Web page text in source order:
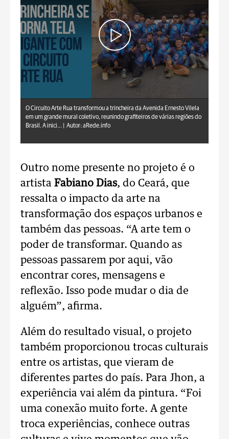
O Circuito Arte Rua transformou a trincheira da Avenida Ernesto Vilela
em um grande mural coletivo, reunindo grafiteiros de várias regiões do
Brasil. A inici... |
Autor: aRede.info
Outro nome presente no projeto é o
artista Fabiano Dias, do Ceará, que
ressalta o impacto da arte na
transformação dos espaços urbanos e
também das pessoas. “A arte tem o
poder de transformar. Quando as
pessoas passarem por aqui, vão
encontrar cores, mensagens e
reflexão. Isso pode mudar o dia de
alguém”, afirma.
Além do resultado visual, o projeto
também proporcionou trocas culturais
entre os artistas, que vieram de
diferentes partes do país. Para Jhon, a
experiência vai além da pintura. “Foi
uma conexão muito forte. A gente
troca experiências, conhece outras